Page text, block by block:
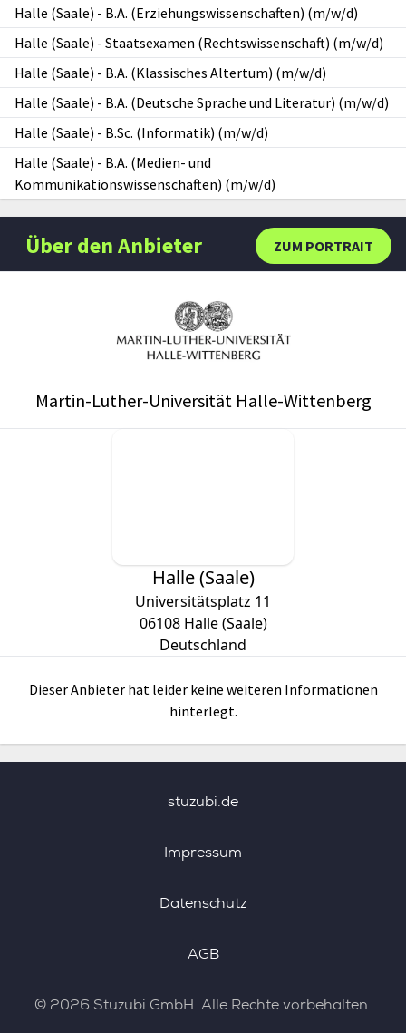
Halle (Saale) - B.A. (Erziehungswissenschaften) (m/w/d)
Halle (Saale) - Staatsexamen (Rechtswissenschaft) (m/w/d)
Halle (Saale) - B.A. (Klassisches Altertum) (m/w/d)
Halle (Saale) - B.A. (Deutsche Sprache und Literatur) (m/w/d)
Halle (Saale) - B.Sc. (Informatik) (m/w/d)
Halle (Saale) - B.A. (Medien- und
Kommunikationswissenschaften) (m/w/d)
ZUM PORTRAIT
Über den Anbieter
Martin-Luther-Universität Halle-Wittenberg
Halle (Saale)
Universitätsplatz 11
06108 Halle (Saale)
Deutschland
Dieser Anbieter hat leider keine weiteren Informationen
hinterlegt.
stuzubi.de
Impressum
Datenschutz
AGB
© 2026 Stuzubi GmbH. Alle Rechte vorbehalten.